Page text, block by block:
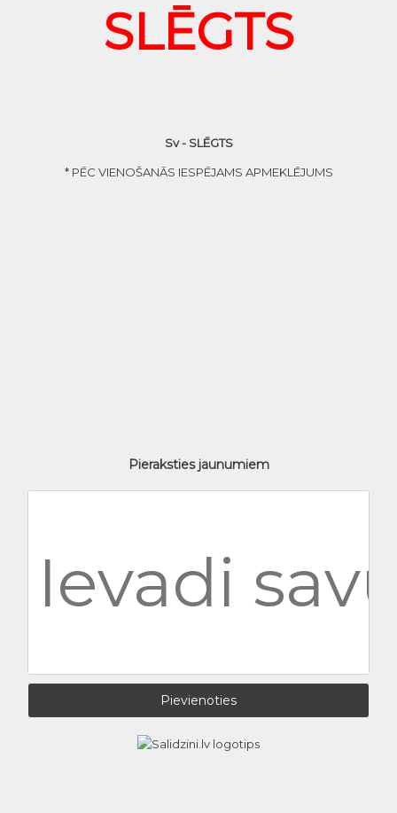
SLĒGTS
Sv - SLĒGTS
* PĒC VIENOŠANĀS IESPĒJAMS APMEKLĒJUMS
Pieraksties jaunumiem